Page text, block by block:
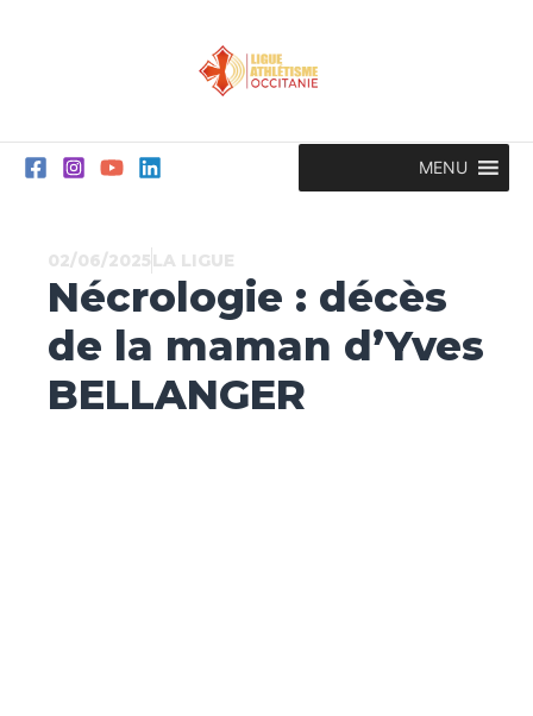
MENU
02/06/2025LA LIGUE
Nécrologie : décès
de la maman d’Yves
BELLANGER